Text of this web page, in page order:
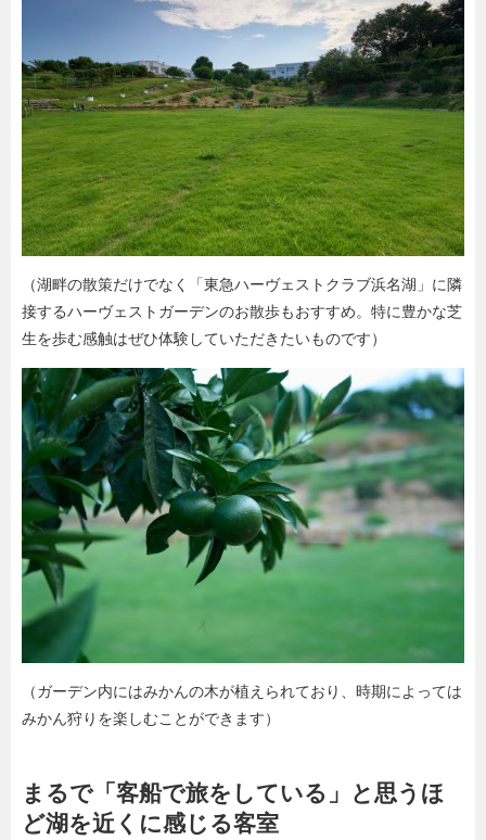
（湖畔の散策だけでなく「東急ハーヴェストクラブ浜名湖」に隣
接するハーヴェストガーデンのお散歩もおすすめ。特に豊かな芝
生を歩む感触はぜひ体験していただきたいものです）
（ガーデン内にはみかんの木が植えられており、時期によっては
みかん狩りを楽しむことができます）
まるで「客船で旅をしている」と思うほ
ど湖を近くに感じる客室